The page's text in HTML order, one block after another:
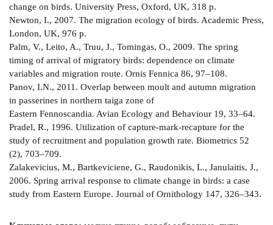
change on birds. University Press, Oxford, UK, 318 p.
Newton, I., 2007. The migration ecology of birds. Academic Press,
London, UK, 976 p.
Palm, V., Leito, A., Truu, J., Tomingas, O., 2009. The spring
timing of arrival of migratory birds: dependence on climate
variables and migration route. Ornis Fennica 86, 97–108.
Panov, I.N., 2011. Overlap between moult and autumn migration
in passerines in northern taiga zone of
Eastern Fennoscandia. Avian Ecology and Behaviour 19, 33–64.
Pradel, R., 1996. Utilization of capture-mark-recapture for the
study of recruitment and population growth rate. Biometrics 52
(2), 703–709.
Zalakevicius, M., Bartkeviciene, G., Raudonikis, L., Janulaitis, J.,
2006. Spring arrival response to climate change in birds: a case
study from Eastern Europe. Journal of Ornithology 147, 326–343.